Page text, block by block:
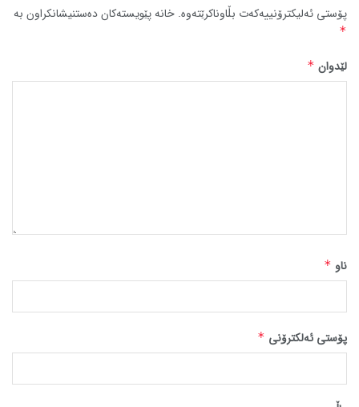
پۆستی ئەلیکترۆنییەکەت بڵاوناکرێتەوە. خانە پێویستەکان دەستنیشانکراون بە
*
لێدوان *
ناو *
پۆستی ئەلکترۆنی *